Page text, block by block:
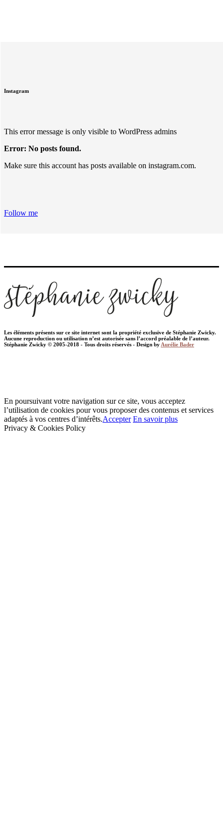
Instagram
This error message is only visible to WordPress admins
Error: No posts found.
Make sure this account has posts available on instagram.com.
Follow me
Les éléments présents sur ce site internet sont la propriété exclusive de Stéphanie Zwicky.
Aucune reproduction ou utilisation n’est autorisée sans l’accord préalable de l’auteur.
Stéphanie Zwicky © 2005-2018 - Tous droits réservés - Design byAurélie Bader
En poursuivant votre navigation sur ce site, vous acceptez
l’utilisation de cookies pour vous proposer des contenus et services
adaptés à vos centres d’intérêts.Accepter En savoir plus
Privacy & Cookies Policy